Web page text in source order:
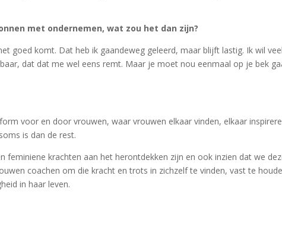
met ondernemen, wat zou het dan zijn?
goed komt. Dat heb ik gaandeweg geleerd, maar blijft lastig. Ik wil
dat dat me wel eens remt. Maar je moet nou eenmaal op je bek
voor en door vrouwen, waar vrouwen elkaar vinden, elkaar
is dan de rest.
feminiene krachten aan het herontdekken zijn en ook inzien dat we
coachen om die kracht en trots in zichzelf te vinden, vast te
in haar leven.